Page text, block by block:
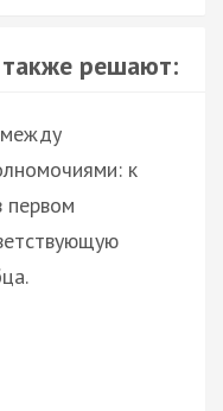
также решают:
между
к
первом